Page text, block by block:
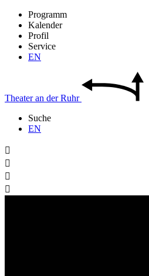
Programm
Kalender
Profil
Service
EN
Theateran derRuhr
Suche
EN



